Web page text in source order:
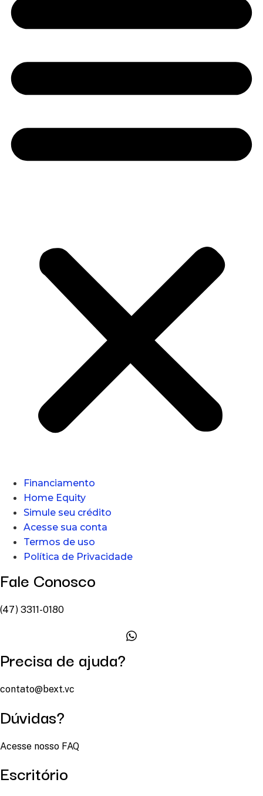
Financiamento
Home Equity
Simule seu crédito
Acesse sua conta
Termos de uso
Política de Privacidade
Fale Conosco
(47) 3311-0180
Precisa de ajuda?
contato@bext.vc
Dúvidas?
Acesse nosso FAQ
Escritório